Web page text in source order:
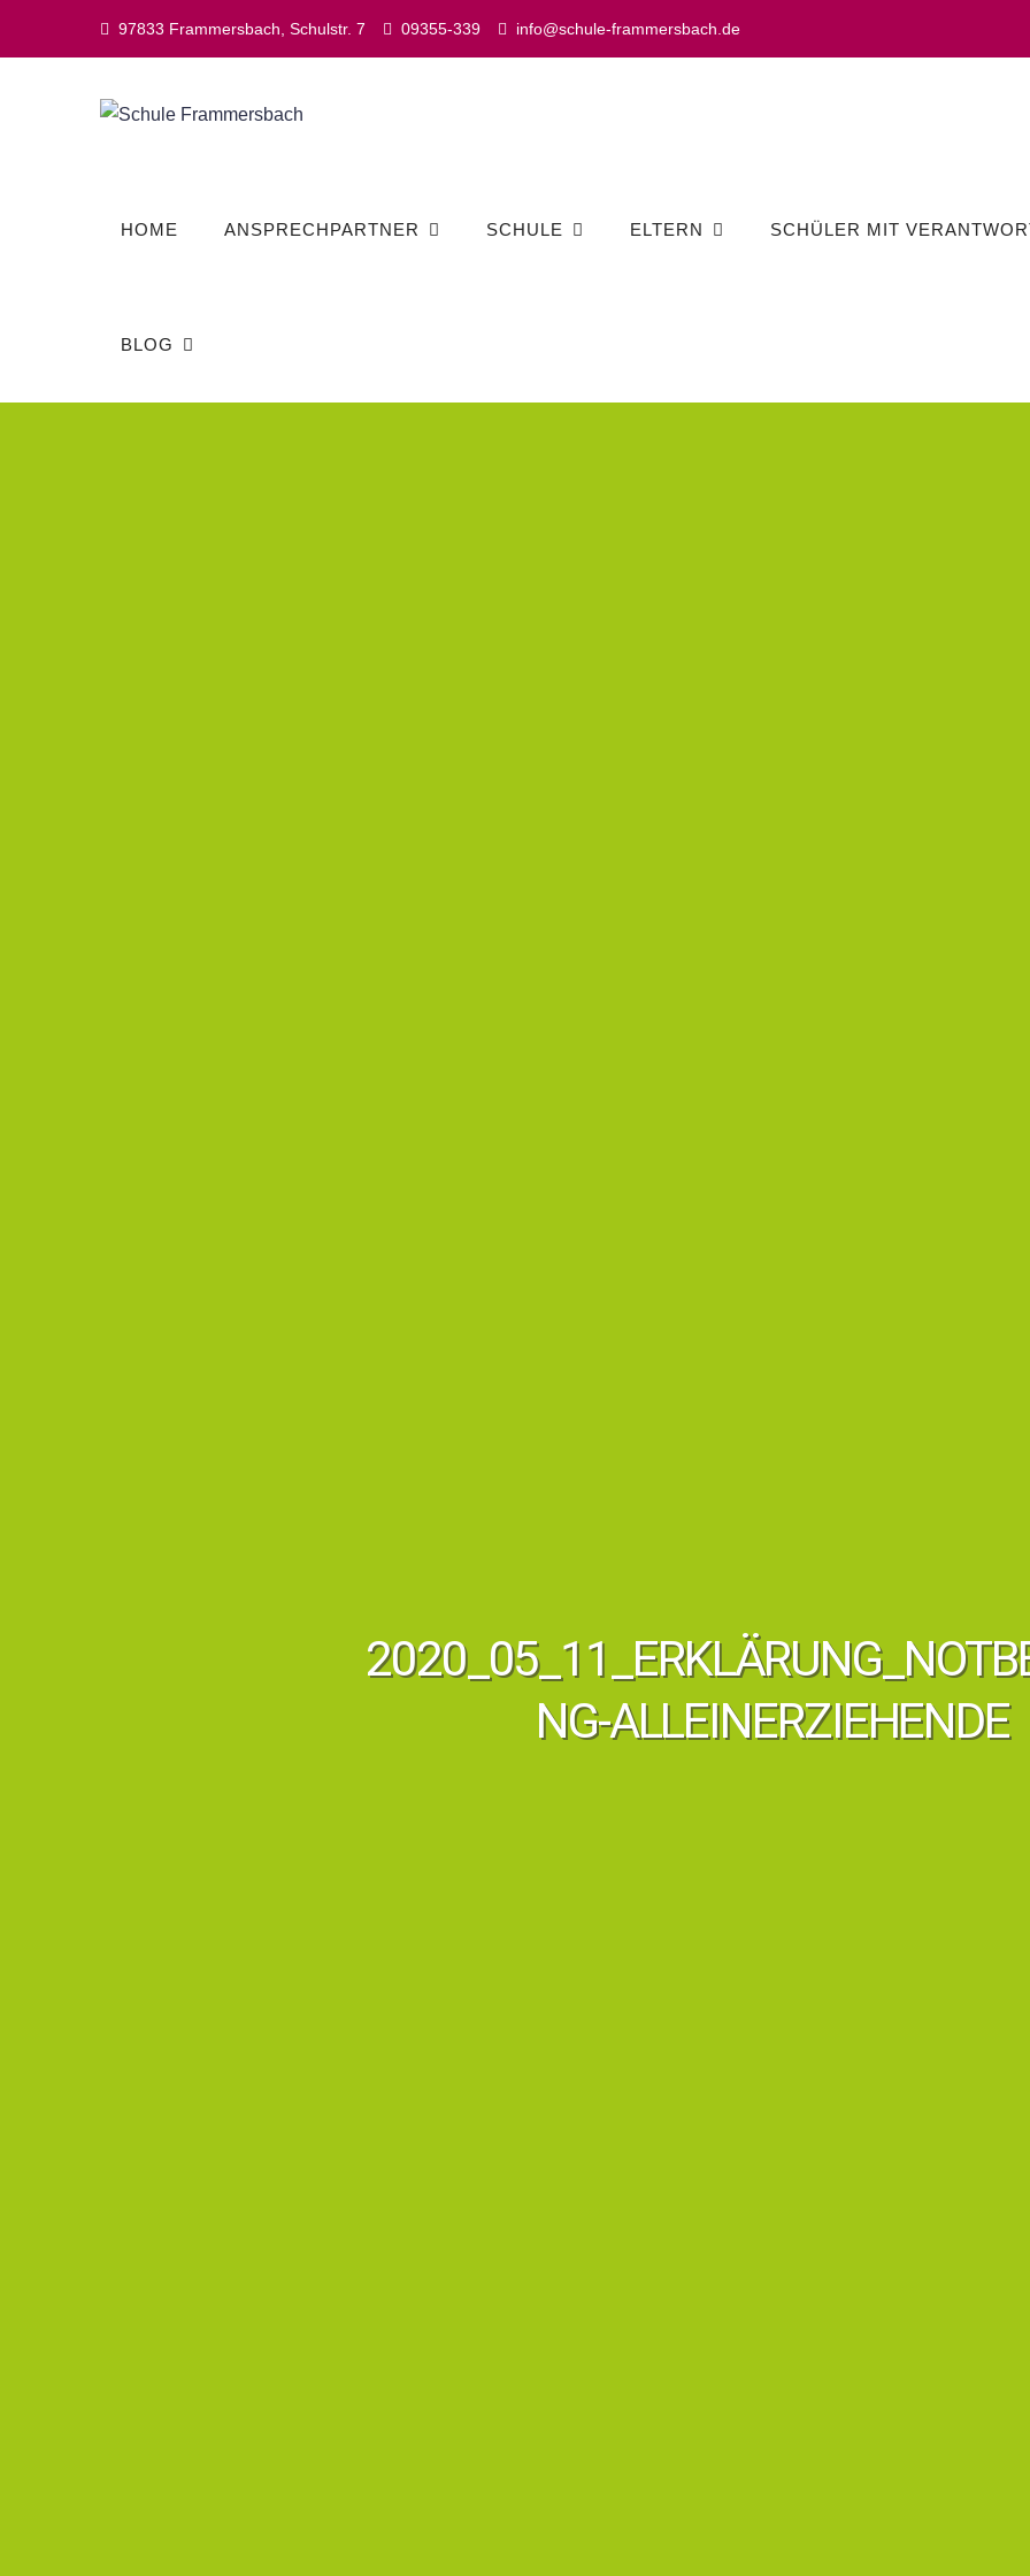
97833 Frammersbach, Schulstr. 7 09355-339 info@schule-frammersbach.de
HOME ANSPRECHPARTNER SCHULE ELTERN SCHÜLER MIT
BLOG
NG-ALLEINERZIEHENDE